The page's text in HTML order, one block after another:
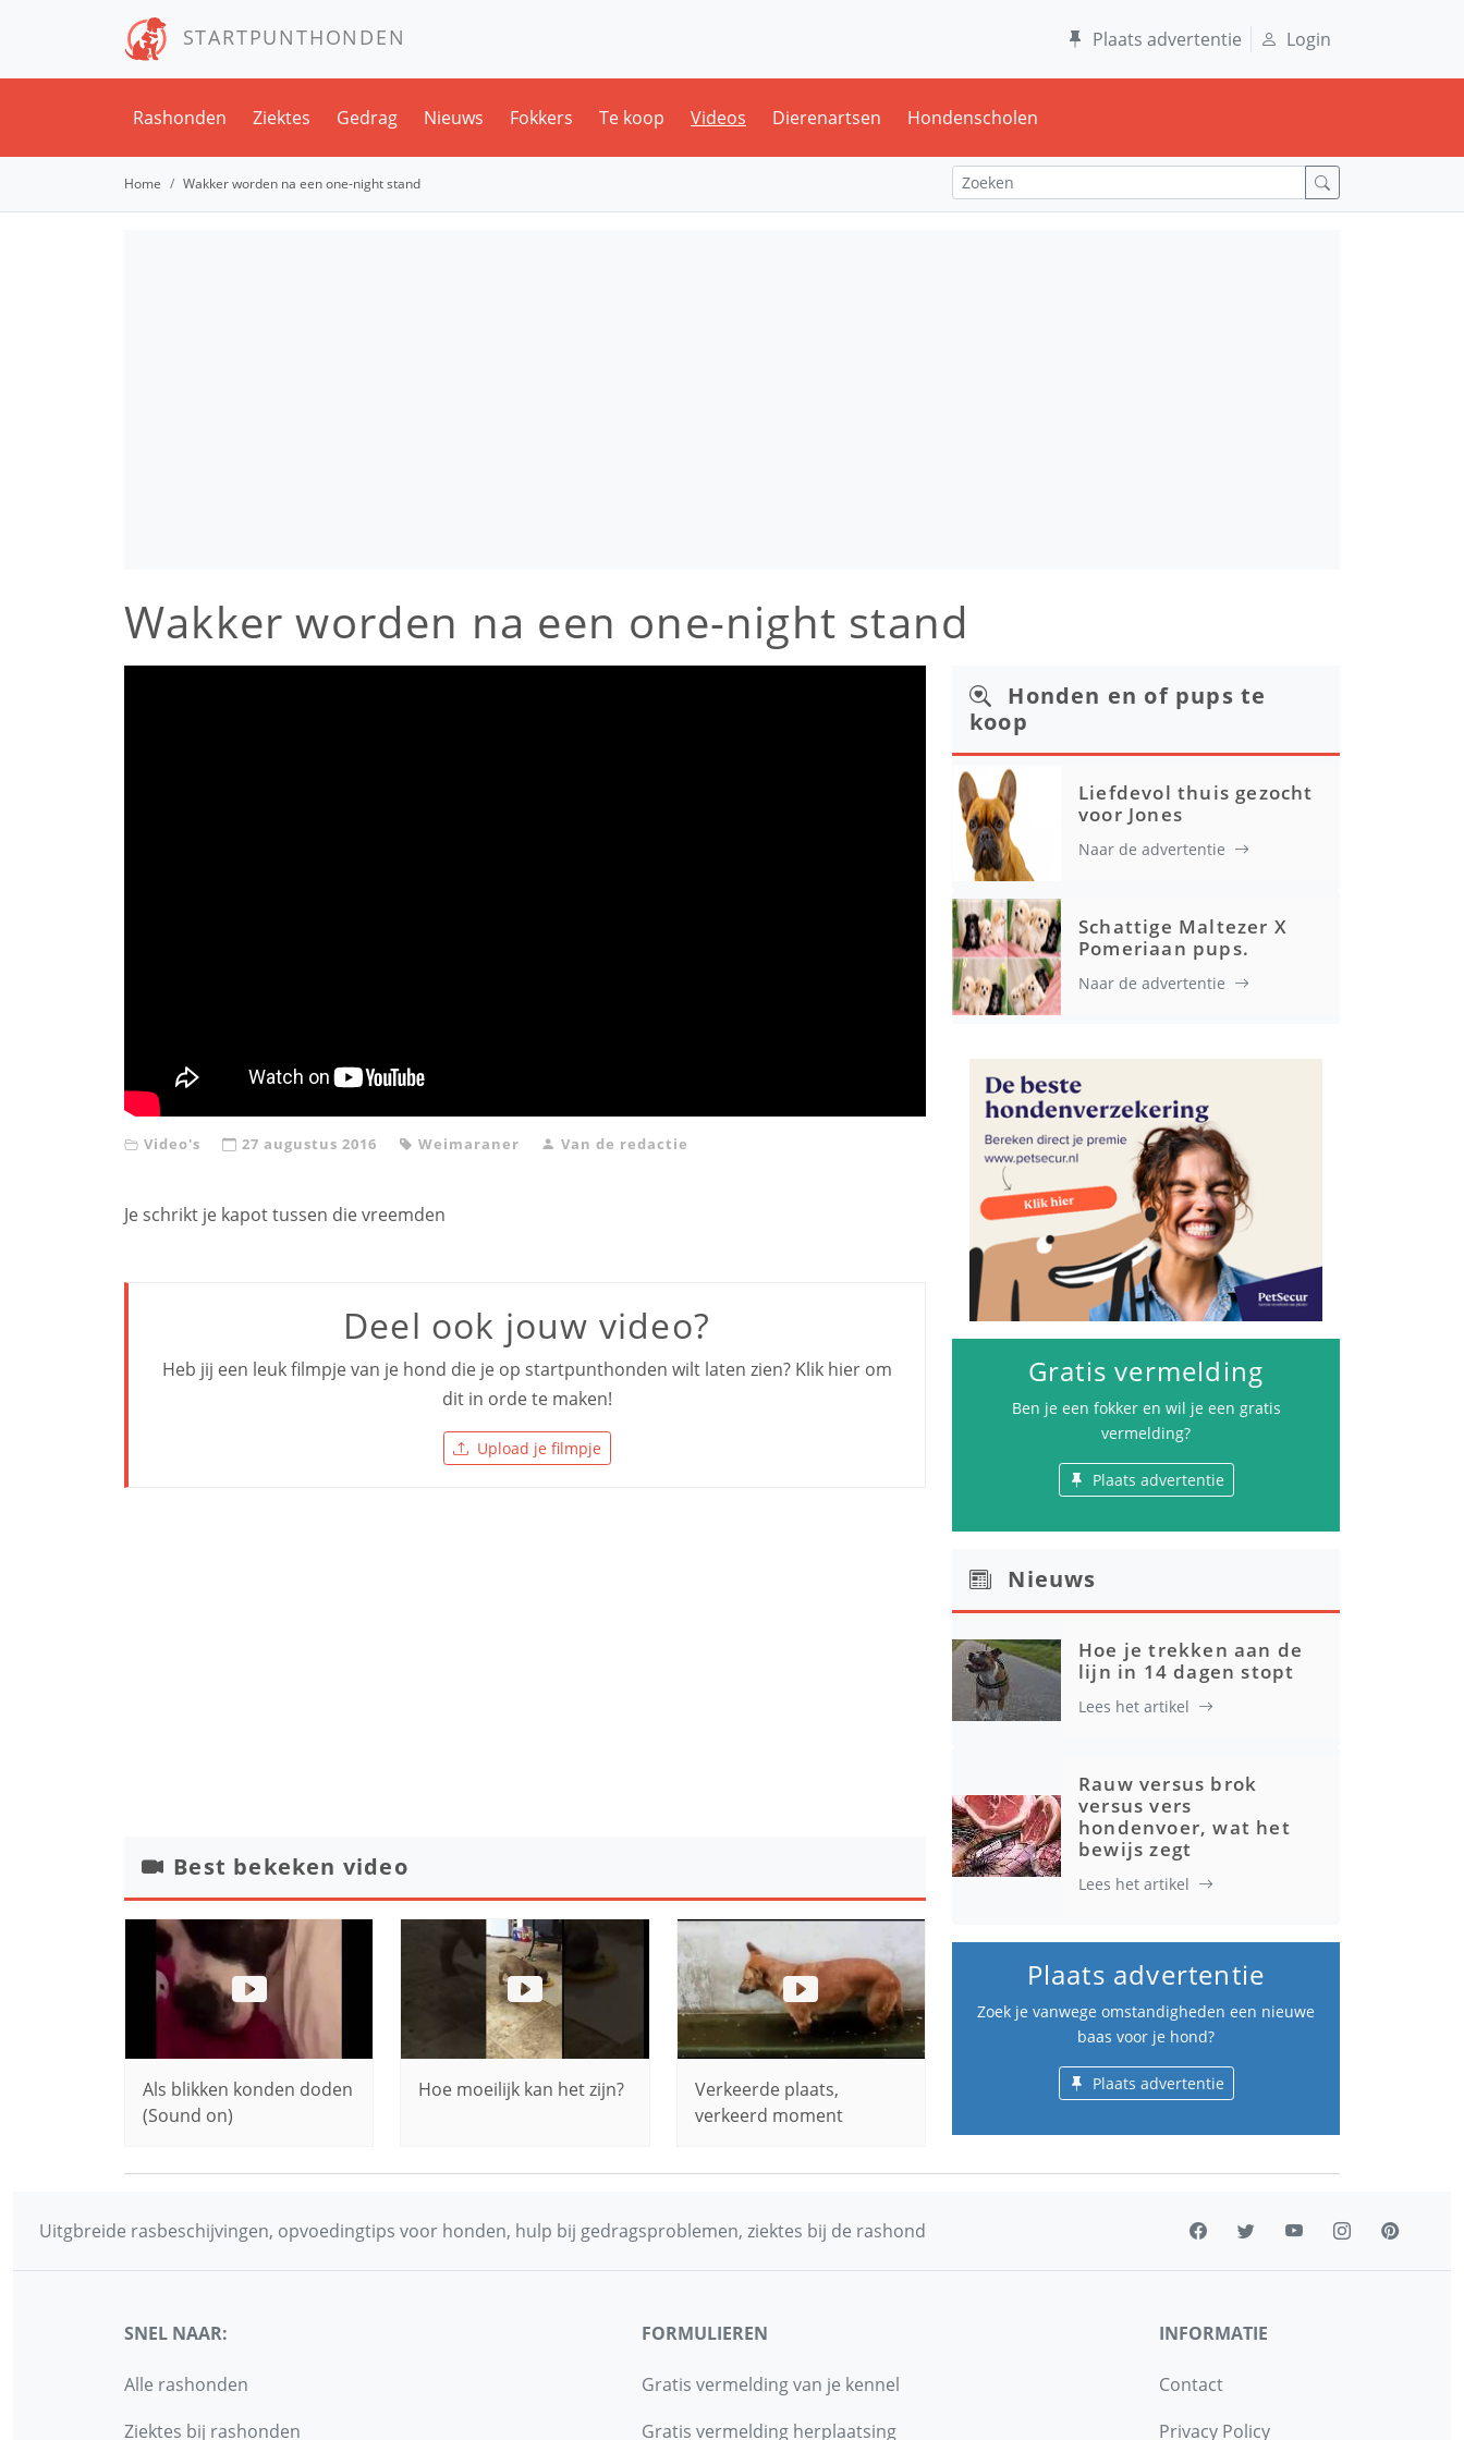
STARTPUNTHONDEN Plaats advertentie Login
Rashonden Ziektes Gedrag Nieuws Fokkers Te koop Videos Dierenartsen Hondenscholen
Home Wakker worden na een one-night stand
Wakker worden na een one-night stand
Video's 27 augustus 2016 Weimaraner Van de redactie
Je schrikt je kapot tussen die vreemden
Deel ook jouw video?
Heb jij een leuk filmpje van je hond die je op startpunthonden wilt laten zien? Klik hier om
dit in orde te maken!
Upload je filmpje
Best bekeken video
Als blikken konden doden
(Sound on)
Hoe moeilijk kan het zijn?
Verkeerde plaats,
verkeerd moment
Honden en of pups te
koop
Liefdevol thuis gezocht
voor Jones
Naar de advertentie
Schattige Maltezer X
Pomeriaan pups.
Naar de advertentie
Gratis vermelding
Ben je een fokker en wil je een gratis
vermelding?
Plaats advertentie
Nieuws
Hoe je trekken aan de
lijn in 14 dagen stopt
Lees het artikel
Rauw versus brok
versus vers
hondenvoer, wat het
bewijs zegt
Lees het artikel
Plaats advertentie
Zoek je vanwege omstandigheden een nieuwe
baas voor je hond?
Plaats advertentie
Uitgbreide rasbeschijvingen, opvoedingtips voor honden, hulp bij gedragsproblemen, ziektes bij de rashond
SNEL NAAR:
Alle rashonden
Ziektes bij rashonden
FORMULIEREN
Gratis vermelding van je kennel
Gratis vermelding herplaatsing
INFORMATIE
Contact
Privacy Policy